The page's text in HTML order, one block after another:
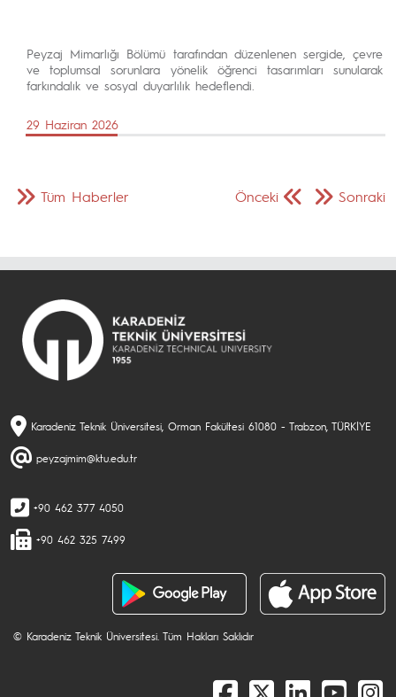
Peyzaj Mimarlığı Bölümü tarafından düzenlenen sergide, çevre
ve toplumsal sorunlara yönelik öğrenci tasarımları sunularak
farkındalık ve sosyal duyarlılık hedeflendi.
29 Haziran 2026
Önceki Sonraki
Tüm Haberler
Karadeniz Teknik Üniversitesi, Orman Fakültesi 61080 - Trabzon, TÜRKİYE
peyzajmim@ktu.edu.tr
+90 462 377 4050
+90 462 325 7499
© Karadeniz Teknik Üniversitesi. Tüm Hakları Saklıdır